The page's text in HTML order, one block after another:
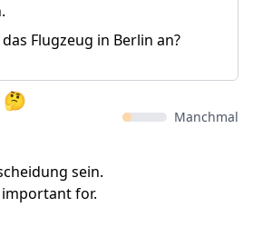
Flugzeug in Berlin an?
🤔
Manchmal
sein.
for.